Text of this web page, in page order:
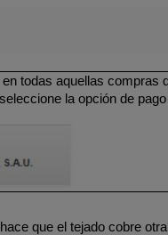
todas aquellas compras
la opción de
que el tejado cobre